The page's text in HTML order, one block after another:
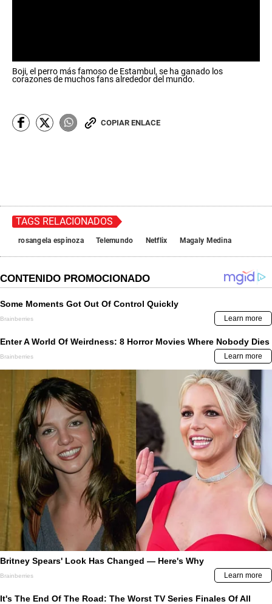
s
e
n
d
s
d
s
Boji, el perro más famoso de Estambul, se ha ganado los
corazones de muchos fans alrededor del mundo.
COPIAR ENLACE
TAGS RELACIONADOS
rosangela espinoza Telemundo Netflix Magaly Medina